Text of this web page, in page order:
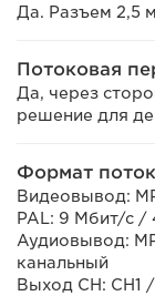
Да. Разъем 2,5
Потоковая
Да, через
решение для
Формат
Видеовывод:
PAL: 9 Мбит/с /
Аудиовывод:
канальный
Выход CH: CH1